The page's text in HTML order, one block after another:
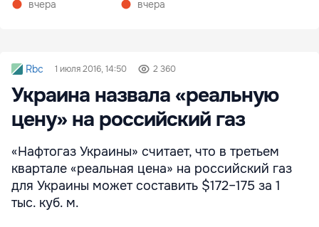
вчера вчера
Rbc 1 июля 2016, 14:50 2 360
Украина назвала «реальную
цену» на российский газ
«Нафтогаз Украины» считает, что в третьем
квартале «реальная цена» на российский газ
для Украины может составить $172–175 за 1
тыс. куб. м.